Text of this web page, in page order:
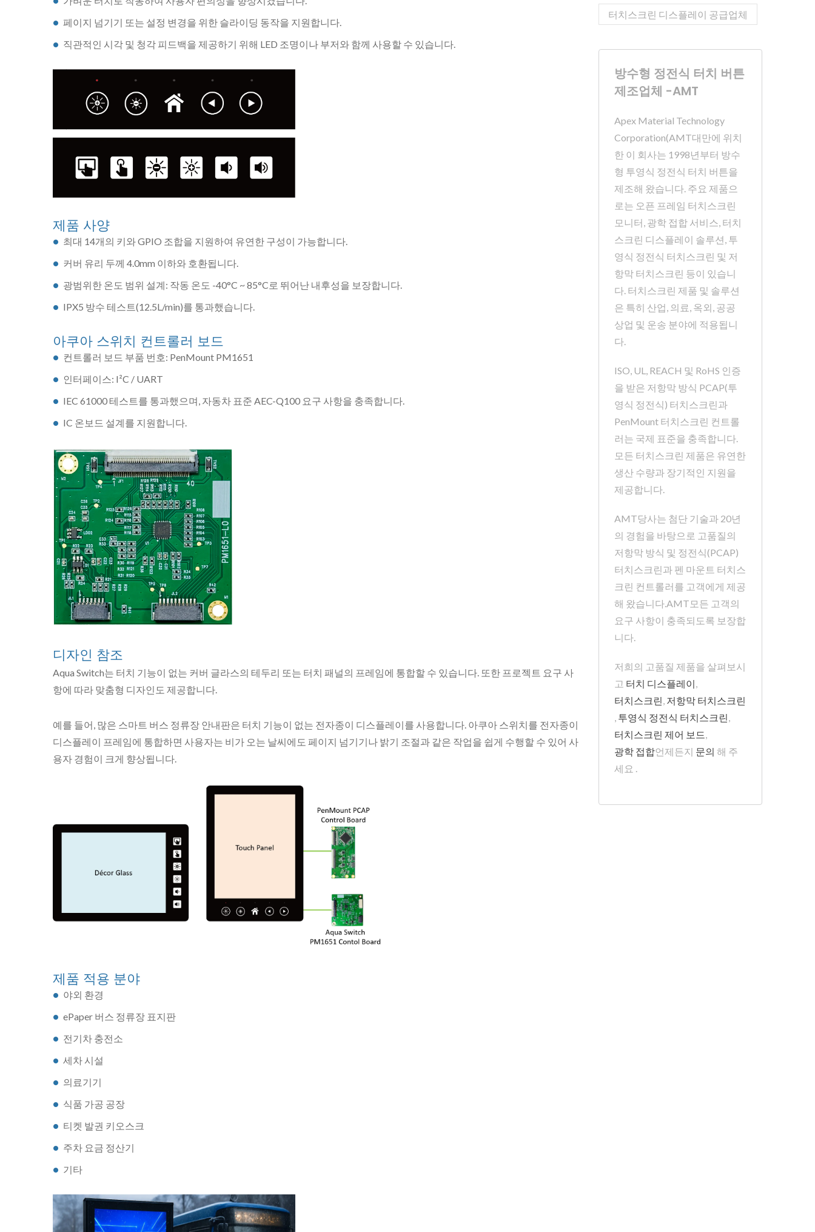
페이지 넘기기 또는 설정 변경을 위한 슬라이딩 동작을 지원합니다.
직관적인 시각 및 청각 피드백을 제공하기 위해 LED 조명이나 부저와 함께 사용할 수 있습니다.
제품 사양
최대 14개의 키와 GPIO 조합을 지원하여 유연한 구성이 가능합니다.
커버 유리 두께 4.0mm 이하와 호환됩니다.
광범위한 온도 범위 설계: 작동 온도 -40°C ~ 85°C로 뛰어난 내후성을 보장합니다.
IPX5 방수 테스트(12.5L/min)를 통과했습니다.
아쿠아 스위치 컨트롤러 보드
컨트롤러 보드 부품 번호: PenMount PM1651
인터페이스: I²C / UART
IEC 61000 테스트를 통과했으며, 자동차 표준 AEC-Q100 요구 사항을 충족합니다.
IC 온보드 설계를 지원합니다.
디자인 참조
Aqua Switch는 터치 기능이 없는 커버 글라스의 테두리 또는 터치 패널의 프레임에 통합할 수 있습니다. 또한 프로젝트 요구 사
항에 따라 맞춤형 디자인도 제공합니다.
예를 들어, 많은 스마트 버스 정류장 안내판은 터치 기능이 없는 전자종이 디스플레이를 사용합니다. 아쿠아 스위치를 전자종이
디스플레이 프레임에 통합하면 사용자는 비가 오는 날씨에도 페이지 넘기기나 밝기 조절과 같은 작업을 쉽게 수행할 수 있어 사
용자 경험이 크게 향상됩니다.
제품 적용 분야
야외 환경
ePaper 버스 정류장 표지판
전기차 충전소
세차 시설
의료기기
식품 가공 공장
티켓 발권 키오스크
주차 요금 정산기
기타
터치스크린 디스플레이 공급업체
방수형 정전식 터치 버튼
제조업체 -AMT
Apex Material Technology
Corporation(AMT대만에 위치
한 이 회사는 1998년부터 방수
형 투영식 정전식 터치 버튼을
제조해 왔습니다. 주요 제품으
로는 오픈 프레임 터치스크린
모니터, 광학 접합 서비스, 터치
스크린 디스플레이 솔루션, 투
영식 정전식 터치스크린 및 저
항막 터치스크린 등이 있습니
다. 터치스크린 제품 및 솔루션
은 특히 산업, 의료, 옥외, 공공
상업 및 운송 분야에 적용됩니
다.
ISO, UL, REACH 및 RoHS 인증
을 받은 저항막 방식 PCAP(투
영식 정전식) 터치스크린과
PenMount 터치스크린 컨트롤
러는 국제 표준을 충족합니다.
모든 터치스크린 제품은 유연한
생산 수량과 장기적인 지원을
제공합니다.
AMT당사는 첨단 기술과 20년
의 경험을 바탕으로 고품질의
저항막 방식 및 정전식(PCAP)
터치스크린과 펜 마운트 터치스
크린 컨트롤러를 고객에게 제공
해 왔습니다.AMT모든 고객의
요구 사항이 충족되도록 보장합
니다.
저희의 고품질 제품을 살펴보시
고 터치 디스플레이,
터치스크린, 저항막 터치스크린
, 투영식 정전식 터치스크린,
터치스크린 제어 보드,
광학 접합언제든지 문의 해 주
세요 .